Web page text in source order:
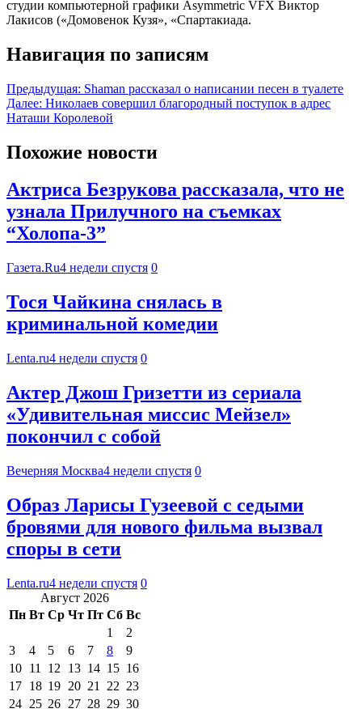
студии компьютерной графики Asymmetric VFX Виктор
Лакисов («Домовенок Кузя», «Спартакиада.
Навигация по записям
Предыдущая: Shaman рассказал о написании песен в туалете
Далее: Николаев совершил благородный поступок в адрес
Наташи Королевой
Похожие новости
Актриса Безрукова рассказала, что не
узнала Прилучного на съемках
“Холопа-3”
Газета.Ru4 недели спустя 0
Тося Чайкина снялась в
криминальной комедии
Lenta.ru4 недели спустя 0
Актер Джош Гризетти из сериала
«Удивительная миссис Мейзел»
покончил с собой
Вечерняя Москва4 недели спустя 0
Образ Ларисы Гузеевой с седыми
бровями для нового фильма вызвал
споры в сети
Lenta.ru4 недели спустя 0
Август 2026
Пн Вт Ср Чт Пт Сб Вс
1
2
3
4 5 6 7 8
9
10 11 12 13 14 15 16
17 18 19 20 21 22 23
24 25 26 27 28 29 30